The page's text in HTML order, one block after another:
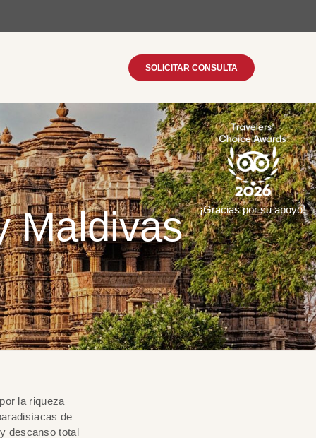
SOLICITAR CONSULTA
Maldivas ¡Gracias por su apoyo!
la riqueza
de
descanso total